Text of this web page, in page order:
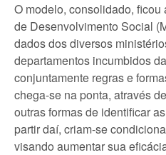
O modelo, consolidado, ficou
de Desenvolvimento Social
dados dos diversos
departamentos incumbidos
conjuntamente regras e
chega-se na ponta, através
outras formas de identificar
partir daí, criam-se
visando aumentar sua